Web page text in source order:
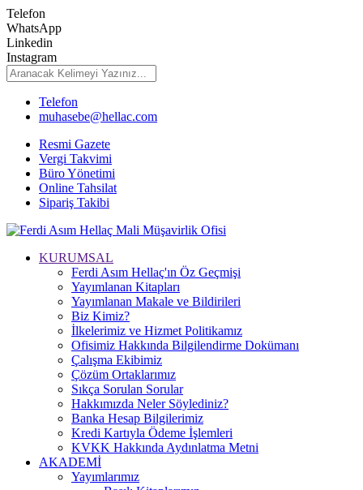
Telefon
WhatsApp
Linkedin
Instagram
Telefon
muhasebe@hellac.com
Resmi Gazete
Vergi Takvimi
Büro Yönetimi
Online Tahsilat
Sipariş Takibi
KURUMSAL
Ferdi Asım Hellaç'ın Öz Geçmişi
Yayımlanan Kitapları
Yayımlanan Makale ve Bildirileri
Biz Kimiz?
İlkelerimiz ve Hizmet Politikamız
Ofisimiz Hakkında Bilgilendirme Dokümanı
Çalışma Ekibimiz
Çözüm Ortaklarımız
Sıkça Sorulan Sorular
Hakkımızda Neler Söylediniz?
Banka Hesap Bilgilerimiz
Kredi Kartıyla Ödeme İşlemleri
KVKK Hakkında Aydınlatma Metni
AKADEMİ
Yayımlarımız